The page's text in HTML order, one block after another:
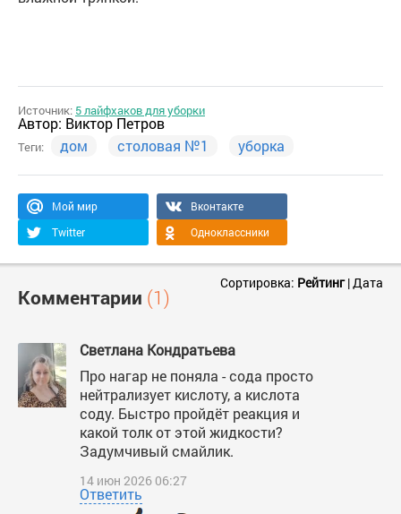
Источник: 5 лайфхаков для уборки
Автор: Виктор Петров
Теги: дом столовая №1 уборка
Мой мир
Вконтакте
Twitter
Одноклассники
Комментарии (1)
Сортировка: Рейтинг|Дата
Светлана Кондратьева
Про нагар не поняла - сода просто
нейтрализует кислоту, а кислота
соду. Быстро пройдёт реакция и
какой толк от этой жидкости?
Задумчивый смайлик.
14 июн 2026 06:27
Ответить